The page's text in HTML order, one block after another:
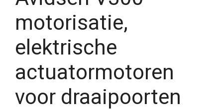
motorisatie,
elektrische
actuatormotoren
voor draaipoorten